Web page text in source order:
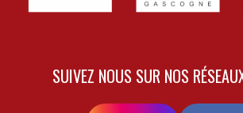
SUIVEZ NOUS SUR NOS